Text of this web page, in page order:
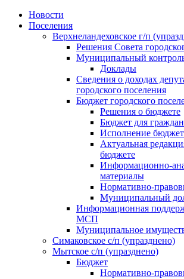
Skip
Новости
Поселения
Верхнеландеховское г/п
Решения Совета
Муниципальный
Доклады
Сведения о доходах
городского поселения
Бюджет городского
Решения о бюджете
Бюджет для граждан
Исполнение
Актуальная
бюджете
Информационно-
материалы
Нормативно-
Муниципальный
Информационная
МСП
Муниципальное
Симаковское с/п (упразднено)
Мытское с/п (упразднено)
Бюджет
Нормативно-